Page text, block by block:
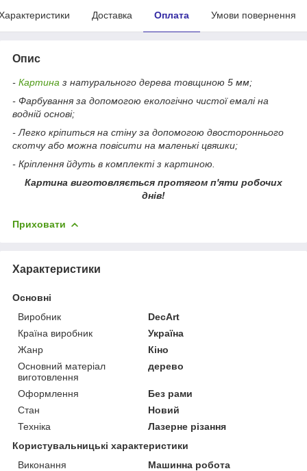
Доставка Оплата Умови повернення
Опис
- Картина з натурального дерева товщиною 5 мм;
- Фарбування за допомогою екологічно чистої емалі на
водній основі;
- Легко кріпиться на стіну за допомогою двостороннього
скотчу або можна повісити на маленькі цвяшки;
- Кріплення йдуть в комплекті з картиною.
Картина виготовляється протягом п'яти робочих
днів!
Приховати
Характеристики
Основні
Виробник
DecArt
Країна виробник
Україна
Жанр
Кіно
Основний матеріал
виготовлення
дерево
Оформлення
Без рами
Стан
Новий
Техніка
Лазерне різання
Користувальницькі характеристики
Виконання
Машинна робота